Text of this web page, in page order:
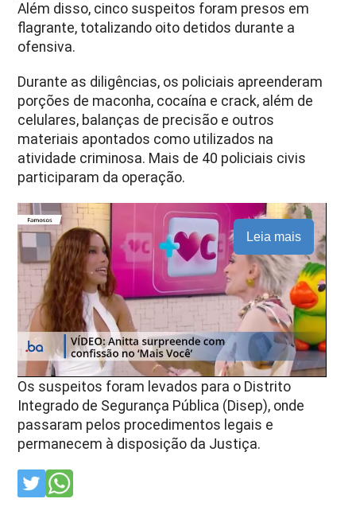
Além disso, cinco suspeitos foram presos em
flagrante, totalizando oito detidos durante a
ofensiva.
Durante as diligências, os policiais apreenderam
porções de maconha, cocaína e crack, além de
celulares, balanças de precisão e outros
materiais apontados como utilizados na
atividade criminosa. Mais de 40 policiais civis
participaram da operação.
Leia mais
Os suspeitos foram levados para o Distrito
Integrado de Segurança Pública (Disep), onde
passaram pelos procedimentos legais e
permanecem à disposição da Justiça.